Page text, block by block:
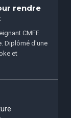
rendre
CMFE
Diplômé d'une
et